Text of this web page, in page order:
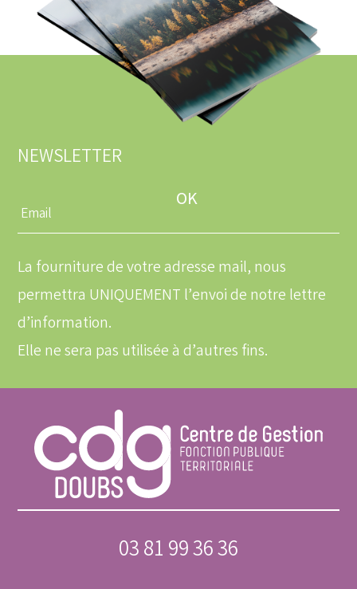
NEWSLETTER
Entrez
une
email
La fourniture de votre adresse mail, nous
permettra UNIQUEMENT l’envoi de notre lettre
d’information.
Elle ne sera pas utilisée à d’autres fins.
03 81 99 36 36